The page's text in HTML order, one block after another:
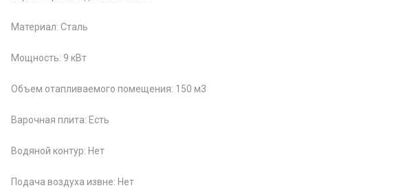
Материал: Сталь
Мощность: 9 кВт
Объем отапливаемого помещения: 150 м3
Варочная плита: Есть
Водяной контур: Нет
Подача воздуха извне: Нет